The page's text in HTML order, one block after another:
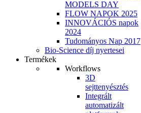
MODELS DAY
FLOW NAPOK 2025
INNOVÁCIÓS napok
2024
Tudományos Nap 2017
Bio-Science díj nyertesei
Termékek
Workflows
3D
sejttenyésztés
Integrált
automatizált